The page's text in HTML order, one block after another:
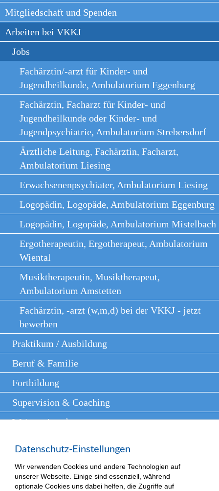
Mitgliedschaft und Spenden
Arbeiten bei VKKJ
Jobs
Fachärztin/-arzt für Kinder- und
Jugendheilkunde, Ambulatorium Eggenburg
Fachärztin, Facharzt für Kinder- und
Jugendheilkunde oder Kinder- und
Jugendpsychiatrie, Ambulatorium Strebersdorf
Ärztliche Leitung, Fachärztin, Facharzt,
Ambulatorium Liesing
Erwachsenenpsychiater, Ambulatorium Liesing
Logopädin, Logopäde, Ambulatorium Eggenburg
Logopädin, Logopäde, Ambulatorium Mistelbach
Ergotherapeutin, Ergotherapeut, Ambulatorium
Wiental
Musiktherapeutin, Musiktherapeut,
Ambulatorium Amstetten
Fachärztin, -arzt (w,m,d) bei der VKKJ - jetzt
bewerben
Praktikum / Ausbildung
Beruf & Familie
Fortbildung
Supervision & Coaching
Weitere Angebote
Datenschutz-Einstellungen
Wir verwenden Cookies und andere Technologien auf
unserer Webseite. Einige sind essenziell, während
optionale Cookies uns dabei helfen, die Zugriffe auf